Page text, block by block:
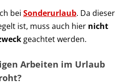
bei Sonderurlaub. Da dieser
ist, muss auch hier nicht
geachtet werden.
Arbeiten im Urlaub